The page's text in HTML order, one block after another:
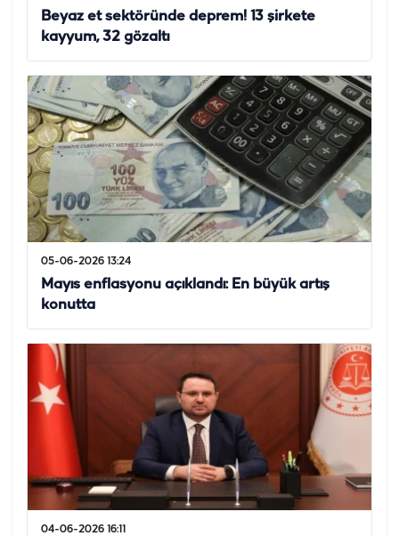
Beyaz et sektöründe deprem! 13 şirkete
kayyum, 32 gözaltı
05-06-2026 13:24
Mayıs enflasyonu açıklandı: En büyük artış
konutta
04-06-2026 16:11